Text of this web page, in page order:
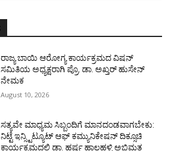
ರಾಜ್ಯ ಬಾಯಿ ಆರೋಗ್ಯ ಕಾರ್ಯಕ್ರಮದ ವಿಷನ್
ಸಮಿತಿಯ ಅಧ್ಯಕ್ಷರಾಗಿ ಪ್ರೊ. ಡಾ. ಅಖ್ತರ್ ಹುಸೇನ್
ನೇಮಕ
August 10, 2026
ಸತ್ಯವೇ ಮಾಧ್ಯಮ ಸಿಬ್ಬಂದಿಗೆ ಮಾನದಂಡವಾಗಬೇಕು:
ನಿಟ್ಟೆ ಇನ್ಸ್ಟಿಟ್ಯೂಟ್ ಆಫ್ ಕಮ್ಯುನಿಕೇಷನ್ ದಿಕ್ಸೂಚಿ
ಕಾರ್ಯಕ್ರಮದಲ್ಲಿ ಡಾ. ಹರ್ಷ ಹಾಲಹಳ್ಳಿ ಅಭಿಮತ